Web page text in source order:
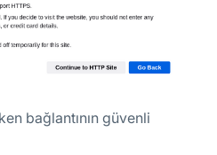
bağlantının güvenli